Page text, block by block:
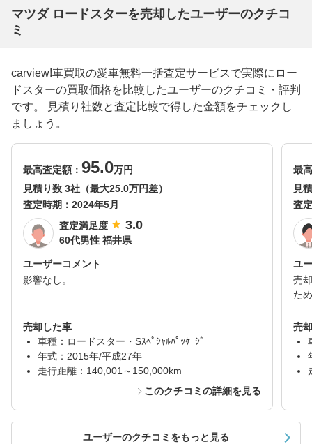
マツダ ロードスターを売却したユーザーのクチコ
ミ
carview!車買取の愛車無料一括査定サービスで実際にロー
ドスターの買取価格を比較したユーザーのクチコミ・評判
です。 見積り社数と査定比較で得した金額をチェックし
ましょう。
最高査定額： 95.0万円
見積り数 3社（最大25.0万円差）
査定時期： 2024年5月
査定満足度
3.0
60代男性 福井県
ユーザーコメント
影響なし。
売却した車
車種：ロードスター・Sｽﾍﾟｼｬﾙﾊﾟｯｹｰｼﾞ
年式：2015年/平成27年
走行距離：140,001～150,000km
このクチコミの詳細を見る
最
見
査
ユ
売
た
売
ユーザーのクチコミをもっと見る